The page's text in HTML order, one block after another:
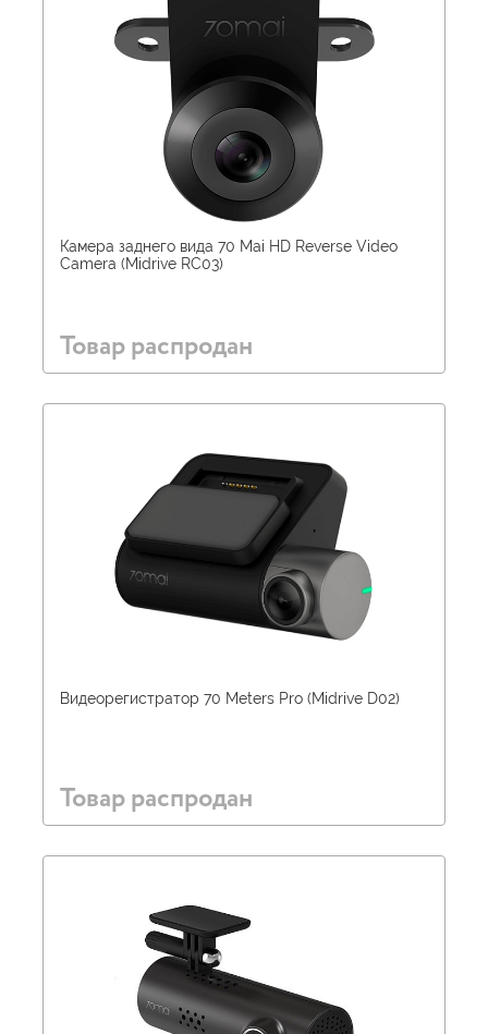
Камера заднего вида 70 Mai HD Reverse Video
Camera (Midrive RC03)
Товар распродан
Видеорегистратор 70 Meters Pro (Midrive D02)
Товар распродан